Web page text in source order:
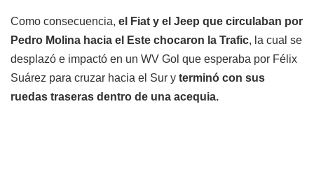
Como consecuencia, el Fiat y el Jeep que circulaban por
Pedro Molina hacia el Este chocaron la Trafic, la cual se
desplazó e impactó en un WV Gol que esperaba por Félix
Suárez para cruzar hacia el Sur y terminó con sus
ruedas traseras dentro de una acequia.